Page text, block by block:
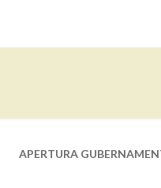
APERTURA